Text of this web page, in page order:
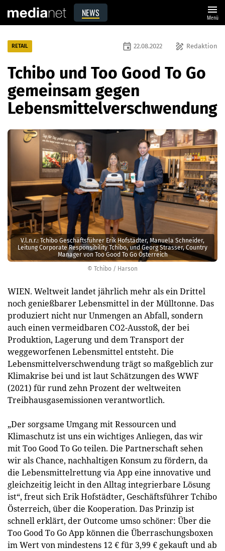
NEWS menu
Menü
© Tchibo / Harson
V.l.n.r.: Tchibo Geschäftsführer Erik Hofstädter, Manuela Schneider,
Leitung Corporate Responsibility Tchibo, und Georg Strasser, Country
Manager von Too Good To Go Österreich
RETAIL draw Redaktion
event 22.08.2022
Tchibo und Too Good To Go
gemeinsam gegen
Lebensmittelverschwendung
WIEN. Weltweit landet jährlich mehr als ein Drittel
noch genießbarer Lebensmittel in der Mülltonne. Das
produziert nicht nur Unmengen an Abfall, sondern
auch einen vermeidbaren CO2-Ausstoß, der bei
Produktion, Lagerung und dem Transport der
weggeworfenen Lebensmittel entsteht. Die
Lebensmittelverschwendung trägt so maßgeblich zur
Klimakrise bei und ist laut Schätzungen des WWF
(2021) für rund zehn Prozent der weltweiten
Treibhausgasemissionen verantwortlich.
„Der sorgsame Umgang mit Ressourcen und
Klimaschutz ist uns ein wichtiges Anliegen, das wir
mit Too Good To Go teilen. Die Partnerschaft sehen
wir als Chance, nachhaltigen Konsum zu fördern, da
die Lebensmittelrettung via App eine innovative und
gleichzeitig leicht in den Alltag integrierbare Lösung
ist“, freut sich Erik Hofstädter, Geschäftsführer Tchibo
Österreich, über die Kooperation. Das Prinzip ist
schnell erklärt, der Outcome umso schöner: Über die
Too Good To Go App können die Überraschungsboxen
im Wert von mindestens 12 € für 3,99 € gekauft und ab